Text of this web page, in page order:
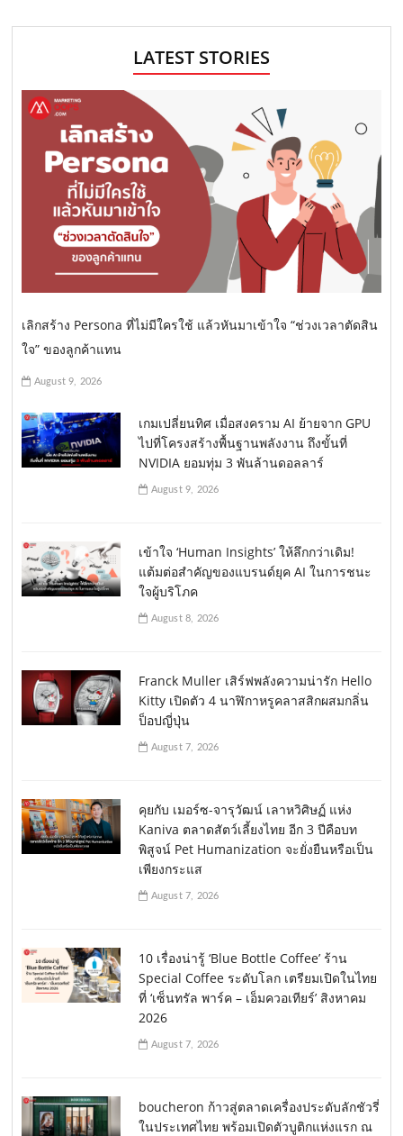
LATEST STORIES
เลิกสร้าง Persona ที่ไม่มีใครใช้ แล้วหันมาเข้าใจ “ช่วงเวลาตัดสิน
ใจ” ของลูกค้าแทน
August 9, 2026
เกมเปลี่ยนทิศ เมื่อสงคราม AI ย้ายจาก GPU
ไปที่โครงสร้างพื้นฐานพลังงาน ถึงขั้นที่
NVIDIA ยอมทุ่ม 3 พันล้านดอลลาร์
August 9, 2026
เข้าใจ ‘Human Insights’ ให้ลึกกว่าเดิม!
แต้มต่อสำคัญของแบรนด์ยุค AI ในการชนะ
ใจผู้บริโภค
August 8, 2026
Franck Muller เสิร์ฟพลังความน่ารัก Hello
Kitty เปิดตัว 4 นาฬิกาหรูคลาสสิกผสมกลิ่น
ป็อปญี่ปุ่น
August 7, 2026
คุยกับ เมอร์ซ-จารุวัฒน์ เลาหวิศิษฏ์ แห่ง
Kaniva ตลาดสัตว์เลี้ยงไทย อีก 3 ปีคือบท
พิสูจน์ Pet Humanization จะยั่งยืนหรือเป็น
เพียงกระแส
August 7, 2026
10 เรื่องน่ารู้ ‘Blue Bottle Coffee’ ร้าน
Special Coffee ระดับโลก เตรียมเปิดในไทย
ที่ ‘เซ็นทรัล พาร์ค – เอ็มควอเทียร์’ สิงหาคม
2026
August 7, 2026
boucheron ก้าวสู่ตลาดเครื่องประดับลักชัวรี่
ในประเทศไทย พร้อมเปิดตัวบูติกแห่งแรก ณ